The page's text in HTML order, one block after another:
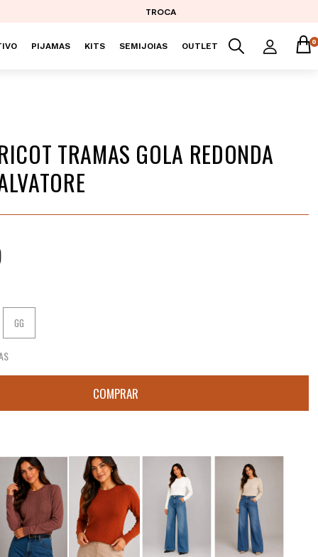
TROCA
PIJAMAS KITS SEMIJOIAS OUTLET 0
TRAMAS GOLA REDONDA
GG